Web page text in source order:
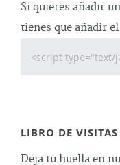
Si quieres añadir
tienes que añadir
LIBRO DE VISITAS
Deja tu huella en